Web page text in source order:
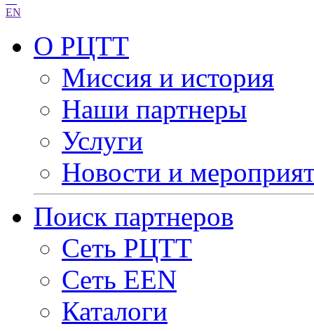
EN
О РЦТТ
Миссия и история
Наши партнеры
Услуги
Новости и
Поиск партнеров
Сеть РЦТТ
Сеть EEN
Каталоги